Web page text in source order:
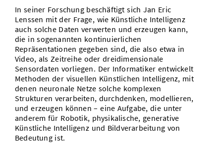
In seiner Forschung beschäftigt sich Jan Eric
Lenssen mit der Frage, wie Künstliche Intelligenz
auch solche Daten verwerten und erzeugen kann,
die in sogenannten kontinuierlichen
Repräsentationen gegeben sind, die also etwa in
Video, als Zeitreihe oder dreidimensionale
Sensordaten vorliegen. Der Informatiker entwickelt
Methoden der visuellen Künstlichen Intelligenz, mit
denen neuronale Netze solche komplexen
Strukturen verarbeiten, durchdenken, modellieren,
und erzeugen können – eine Aufgabe, die unter
anderem für Robotik, physikalische, generative
Künstliche Intelligenz und Bildverarbeitung von
Bedeutung ist.